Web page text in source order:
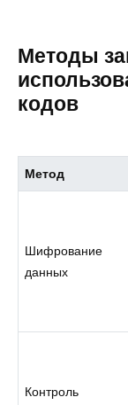
Методы
кодов
Метод
Шифрование
данных
Контроль